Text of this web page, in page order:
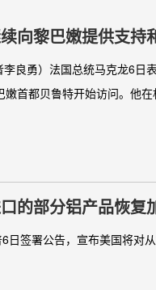
向黎巴嫩提供支持
良勇）法国总统马克龙6日
首都贝鲁特开始访问。他
的部分铝产品恢复
日签署公告，宣布美国将对